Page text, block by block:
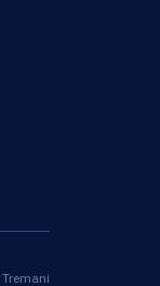
Tremani